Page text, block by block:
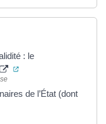
: le
(ouverture dans un
de l’État (dont
dans un nouvel